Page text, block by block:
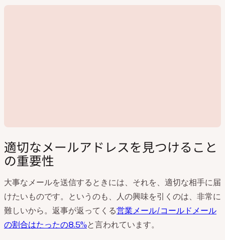
画
を
生
適切なメールアドレスを見つけること
の重要性
大事なメールを送信するときには、それを、適切な相手に届
けたいものです。というのも、人の興味を引くのは、非常に
難しいから。返事が返ってくる営業メール/コールドメール
の割合はたったの8.5%と言われています。